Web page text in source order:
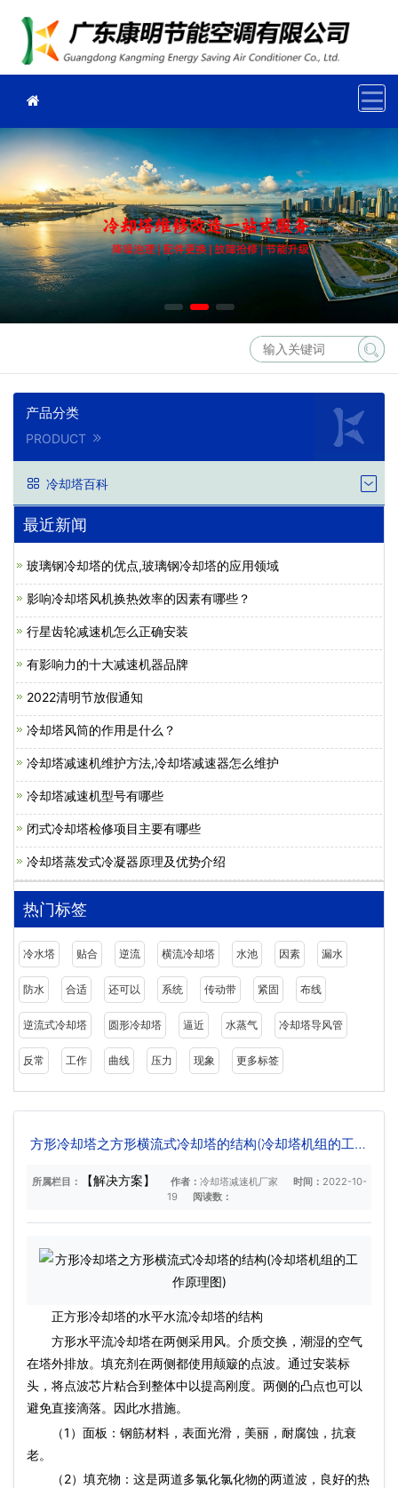
产品分类
PRODUCT
冷却塔百科
最近新闻
玻璃钢冷却塔的优点,玻璃钢冷却塔的应用领域
影响冷却塔风机换热效率的因素有哪些？
行星齿轮减速机怎么正确安装
有影响力的十大减速机器品牌
2022清明节放假通知
冷却塔风筒的作用是什么？
冷却塔减速机维护方法,冷却塔减速器怎么维护
冷却塔减速机型号有哪些
闭式冷却塔检修项目主要有哪些
冷却塔蒸发式冷凝器原理及优势介绍
热门标签
冷水塔 贴合 逆流 横流冷却塔 水池 因素 漏水
防水 合适 还可以 系统 传动带 紧固 布线
逆流式冷却塔 圆形冷却塔 逼近 水蒸气 冷却塔导风管
反常 工作 曲线 压力 现象 更多标签
方形冷却塔之方形横流式冷却塔的结构(冷却塔机组的工作
所属栏目： 【解决方案】 作者： 冷却塔减速机厂家 时间： 2022-10-
19
阅读数：
正方形冷却塔的水平水流冷却塔的结构
方形水平流冷却塔在两侧采用风。介质交换，潮湿的空气
在塔外排放。填充剂在两侧都使用颠簸的点波。通过安装标
头，将点波芯片粘合到整体中以提高刚度。两侧的凸点也可以
避免直接滴落。因此水措施。
（1）面板：钢筋材料，表面光滑，美丽，耐腐蚀，抗衰
老。
（2）填充物：这是两道多氯化氯化物的两道波，良好的热